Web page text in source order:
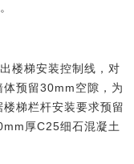
楼梯安装控制线，对
预留30mm空隙，为
梯栏杆安装要求预留
厚C25细石混凝土